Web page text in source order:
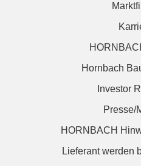
Hornbach
Investor
Presse/
HORNBACH
Lieferant werden